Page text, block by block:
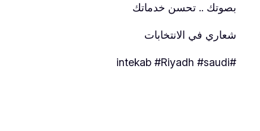
بصوتك .. تحسن خدماتك
شعاري في الانتخابات
#intekab #Riyadh #saudi